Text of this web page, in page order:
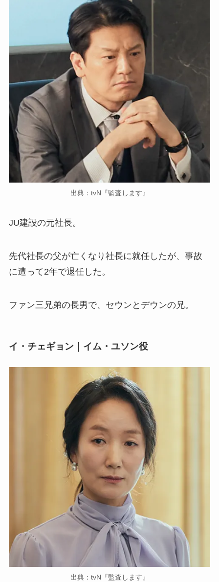
出典：tvN『監査します』
JU建設の元社長。
先代社長の父が亡くなり社長に就任したが、事故
に遭って2年で退任した。
ファン三兄弟の長男で、セウンとデウンの兄。
イ・チェギョン｜イム・ユソン役
出典：tvN『監査します』